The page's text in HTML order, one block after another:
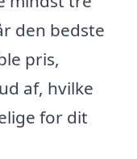
den bedste
pris,
af, hvilke
for dit